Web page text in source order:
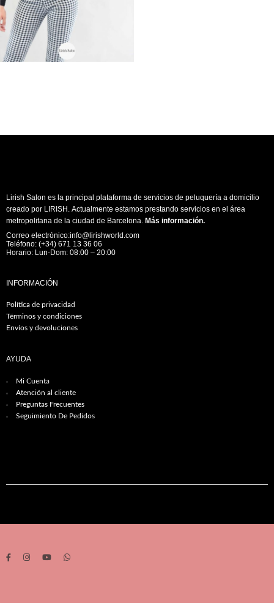
Lirish Salon es la principal plataforma de servicios de peluquería a domicilio
creado por LIRISH. Actualmente estamos prestando servicios en el área
metropolitana de la ciudad de Barcelona. Más información.
Correo electrónico:info@lirishworld.com
Teléfono: (+34) 671 13 36 06
Horario: Lun-Dom: 08:00 – 20:00
INFORMACIÓN
Política de privacidad
Términos y condiciones
Envíos y devoluciones
AYUDA
Mi Cuenta
Atención al cliente
Preguntas Frecuentes
Seguimiento De Pedidos